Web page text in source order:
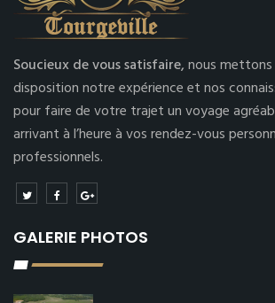
Soucieux de vous satisfaire,nous
disposition notre expérience et nos
pour faire de votre trajet un voyage
arrivant à l’heure à vos rendez-vous
professionnels.
GALERIE PHOTOS